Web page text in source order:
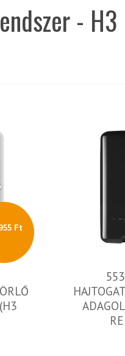
- H3
Ft